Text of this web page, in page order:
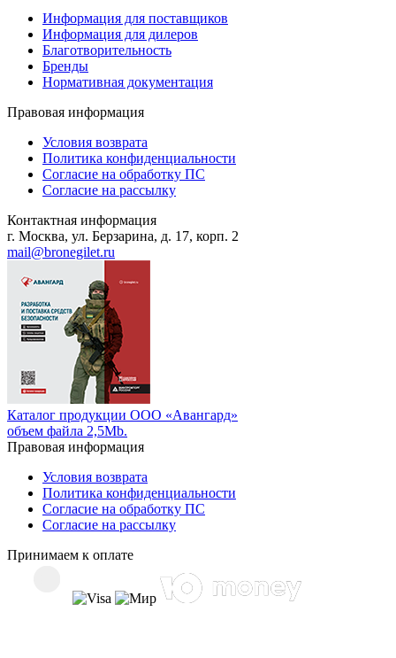
Информация для поставщиков
Информация для дилеров
Благотворительность
Бренды
Нормативная документация
Правовая информация
Условия возврата
Политика конфиденциальности
Согласие на обработку ПС
Согласие на рассылку
Контактная информация
г. Москва, ул. Берзарина, д. 17, корп. 2
mail@bronegilet.ru
Каталог продукции ООО «Авангард»
объем файла 2,5Mb.
Правовая информация
Условия возврата
Политика конфиденциальности
Согласие на обработку ПС
Согласие на рассылку
Принимаем к оплате